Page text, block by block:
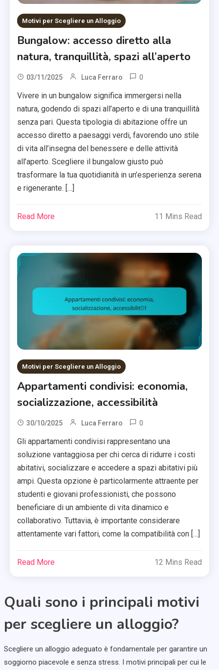
Motivi per Scegliere un Alloggio
Bungalow: accesso diretto alla
natura, tranquillità, spazi all’aperto
03/11/2025 Luca Ferraro 0
Vivere in un bungalow significa immergersi nella
natura, godendo di spazi all’aperto e di una tranquillità
senza pari. Questa tipologia di abitazione offre un
accesso diretto a paesaggi verdi, favorendo uno stile
di vita all’insegna del benessere e delle attività
all’aperto. Scegliere il bungalow giusto può
trasformare la tua quotidianità in un’esperienza serena
e rigenerante. […]
Read More 11 Mins Read
Motivi per Scegliere un Alloggio
Appartamenti condivisi: economia,
socializzazione, accessibilità
30/10/2025 Luca Ferraro 0
Gli appartamenti condivisi rappresentano una
soluzione vantaggiosa per chi cerca di ridurre i costi
abitativi, socializzare e accedere a spazi abitativi più
ampi. Questa opzione è particolarmente attraente per
studenti e giovani professionisti, che possono
beneficiare di un ambiente di vita dinamico e
collaborativo. Tuttavia, è importante considerare
attentamente vari fattori, come la compatibilità con […]
Read More 12 Mins Read
Quali sono i principali motivi
per scegliere un alloggio?
Scegliere un alloggio adeguato è fondamentale per garantire un
soggiorno piacevole e senza stress. I motivi principali per cui le